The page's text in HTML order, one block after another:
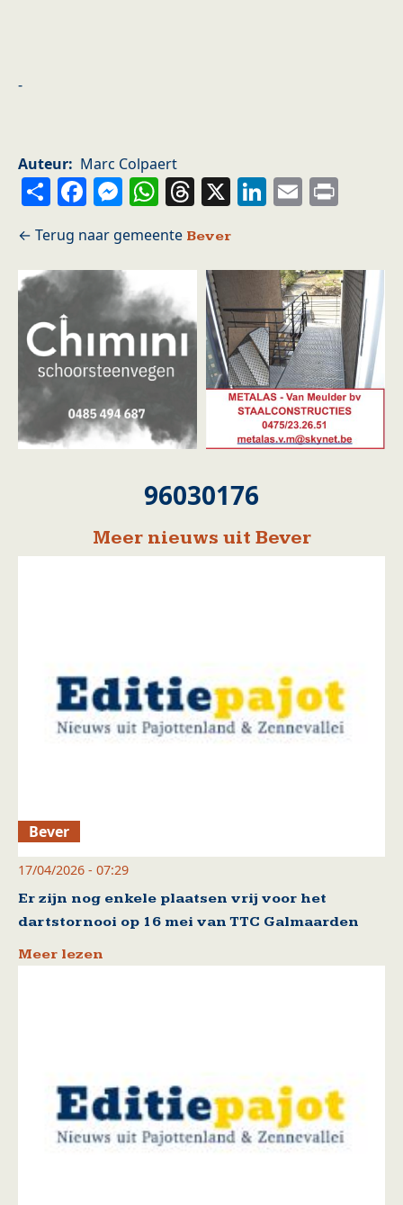
-
Auteur Marc Colpaert
ShareFacebook
Messenger
WhatsApp
Threads
X LinkedIn
Email
Bever
96030176
Meer nieuws uit Bever
Bever
17/04/2026 - 07:29
Er zijn nog enkele plaatsen vrij voor het
dartstornooi op 16 mei van TTC Galmaarden
Meer lezen